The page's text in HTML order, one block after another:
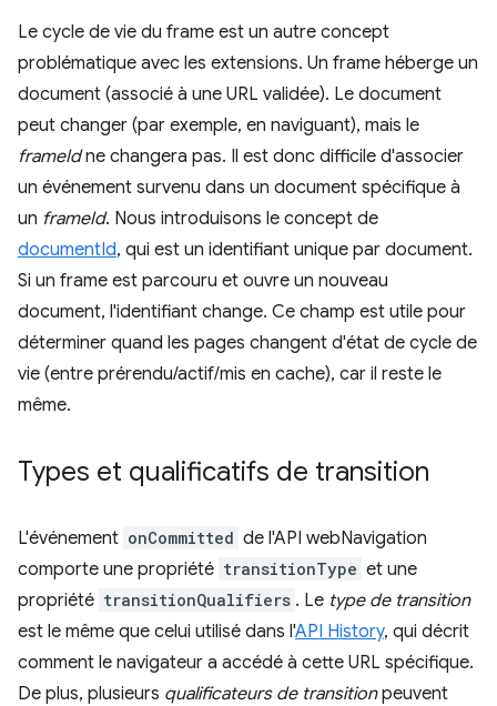
Le cycle de vie du frame est un autre concept
problématique avec les extensions. Un frame héberge un
document (associé à une URL validée). Le document
peut changer (par exemple, en naviguant), mais le
frameIdne changera pas. Il est donc difficile d'associer
un événement survenu dans un document spécifique à
un frameId. Nous introduisons le concept de
documentId, qui est un identifiant unique par document.
Si un frame est parcouru et ouvre un nouveau
document, l'identifiant change. Ce champ est utile pour
déterminer quand les pages changent d'état de cycle de
vie (entre prérendu/actif/mis en cache), car il reste le
même.
Types et qualificatifs de transition
L'événement onCommitted de l'API webNavigation
comporte une propriété transitionType et une
propriété transitionQualifiers . Le type de transition
est le même que celui utilisé dans l'API History, qui décrit
comment le navigateur a accédé à cette URL spécifique.
De plus, plusieurs qualificateurs de transitionpeuvent